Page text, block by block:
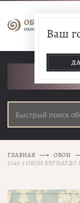
Ваш
ДА
ГЛАВНАЯ
ОБОИ
5045-5 ОБОИ